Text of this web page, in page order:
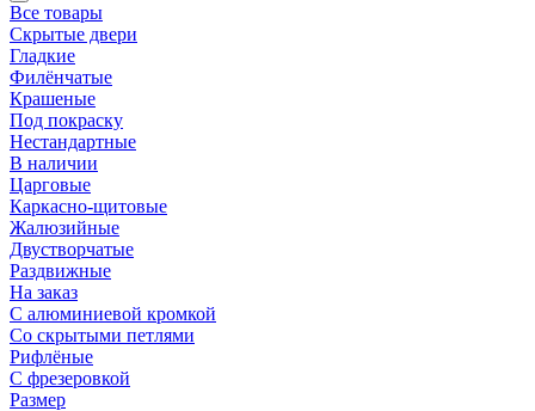
Все товары
Скрытые двери
Гладкие
Филёнчатые
Крашеные
Под покраску
Нестандартные
В наличии
Царговые
Каркасно-щитовые
Жалюзийные
Двустворчатые
Раздвижные
На заказ
С алюминиевой кромкой
Со скрытыми петлями
Рифлёные
С фрезеровкой
Размер